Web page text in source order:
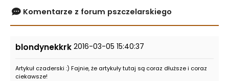
Komentarze z forum pszczelarskiego
blondynekkrk 2016-03-05 15:40:37
Artykuł czaderski :) Fajnie, że artykuły tutaj są coraz dłuższe i coraz
ciekawsze!